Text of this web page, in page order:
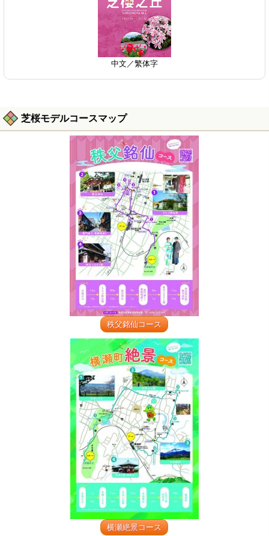
中文／繁体字
芝桜モデルコースマップ
秩父銘仙コース
横瀬絶景コース